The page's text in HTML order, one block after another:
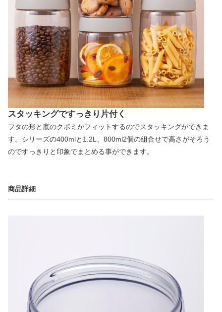
スタッキングですっきり片付く
フタの形と底のクボミがフィットするのでスタッキングができま
す。シリーズの400mlと1.2L、800ml2個の組合せで高さがそろう
のですっきりと印象でまとめる事ができます。
商品詳細